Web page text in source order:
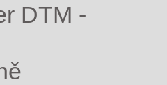
DTM -